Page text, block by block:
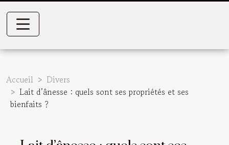
Accueil
Divers
Lait d’ânesse : quels sont ses propriétés et ses
bienfaits ?